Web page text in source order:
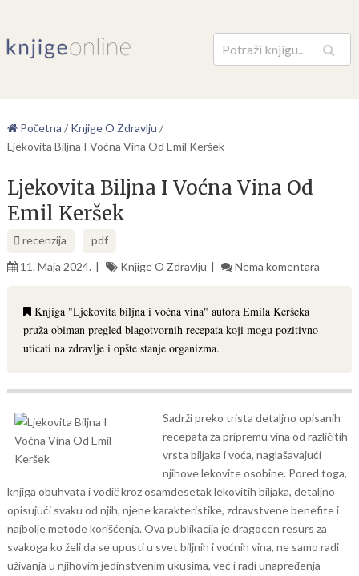
Pretraga
Početna / Knjige O Zdravlju /
Ljekovita Biljna I Voćna Vina Od Emil Keršek
Ljekovita Biljna I Voćna Vina Od
Emil Keršek
recenzija
pdf
11. Maja 2024.
Knjige O Zdravlju Nema komentara
Knjiga "Ljekovita biljna i voćna vina" autora Emila Keršeka
pruža obiman pregled blagotvornih recepata koji mogu pozitivno
uticati na zdravlje i opšte stanje organizma.
Sadrži preko trista detaljno opisanih
recepata za pripremu vina od različitih
vrsta biljaka i voća, naglašavajući
njihove lekovite osobine. Pored toga,
knjiga obuhvata i vodič kroz osamdesetak lekovitih biljaka, detaljno
opisujući svaku od njih, njene karakteristike, zdravstvene benefite i
najbolje metode korišćenja. Ova publikacija je dragocen resurs za
svakoga ko želi da se upusti u svet biljnih i voćnih vina, ne samo radi
uživanja u njihovim jedinstvenim ukusima, već i radi unapređenja